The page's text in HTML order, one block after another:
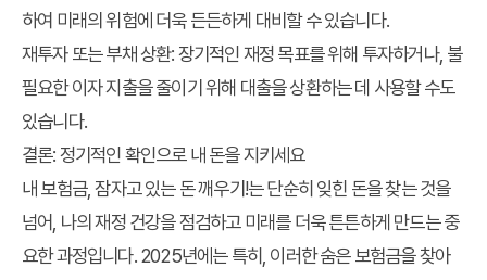
하여 미래의 위험에 더욱 든든하게 대비할 수 있습니다.
재투자 또는 부채 상환:장기적인 재정 목표를 위해 투자하거나, 불
필요한 이자 지출을 줄이기 위해 대출을 상환하는 데 사용할 수도
있습니다.
결론: 정기적인 확인으로 내 돈을 지키세요
내 보험금, 잠자고 있는 돈 깨우기!는 단순히 잊힌 돈을 찾는 것을
넘어, 나의 재정 건강을 점검하고 미래를 더욱 튼튼하게 만드는 중
요한 과정입니다. 2025년에는 특히, 이러한 숨은 보험금을 찾아